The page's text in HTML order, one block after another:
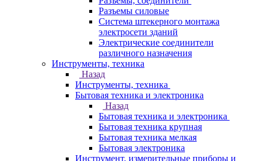
Разъемы силовые
Система штекерного монтажа
электросети зданий
Электрические соединители
различного назначения
Инструменты, техника
Назад
Инструменты, техника
Бытовая техника и электроника
Назад
Бытовая техника и электроника
Бытовая техника крупная
Бытовая техника мелкая
Бытовая электроника
Инструмент, измерительные приборы и